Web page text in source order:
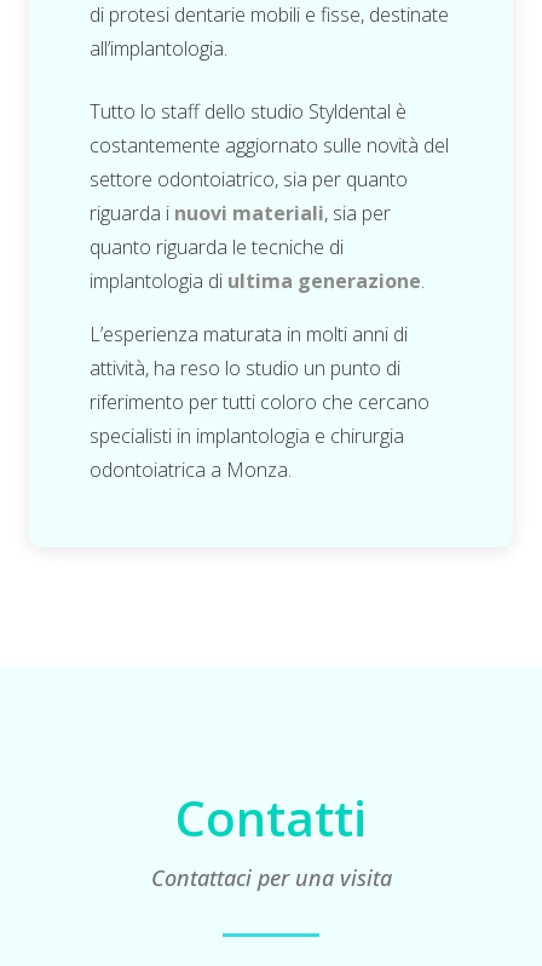
di protesi dentarie mobili e fisse, destinate
all’implantologia.
Tutto lo staff dello studio Styldental è
costantemente aggiornato sulle novità del
settore odontoiatrico, sia per quanto
riguarda i nuovi materiali, sia per
quanto riguarda le tecniche di
implantologia di ultima generazione.
L’esperienza maturata in molti anni di
attività, ha reso lo studio un punto di
riferimento per tutti coloro che cercano
specialisti in implantologia e chirurgia
odontoiatrica a Monza.
Contatti
Contattaci per una visita